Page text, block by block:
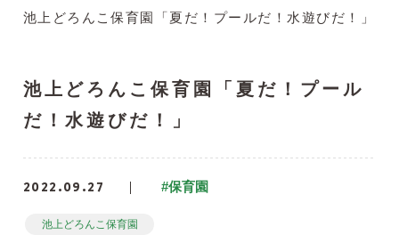
池上どろんこ保育園「夏だ！プールだ！水遊びだ！」
池上どろんこ保育園「夏だ！プール
だ！水遊びだ！」
2022.09.27 #保育園
池上どろんこ保育園